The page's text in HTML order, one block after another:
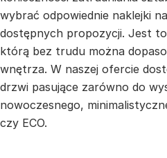
wybrać odpowiednie naklejki
dostępnych propozycji. Jest
którą bez trudu można
wnętrza. W naszej ofercie
drzwi pasujące zarówno do
nowoczesnego,
czy ECO.